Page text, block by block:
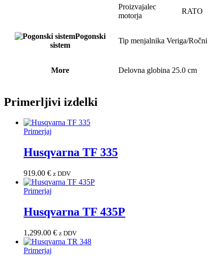
Proizvajalec
motorja
RATO
Pogonski
sistem
Tip menjalnika Veriga/Ročni
More Delovna globina 25.0 cm
Primerljivi izdelki
Primerjaj
Husqvarna TF 335
919.00 € z DDV
Primerjaj
Husqvarna TF 435P
1,299.00 € z DDV
Primerjaj